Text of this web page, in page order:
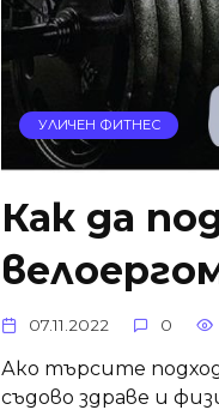
УЛИЧЕН ФИТНЕС
Как да
07.11.2022 0
Ако търсите
съдово здраве и